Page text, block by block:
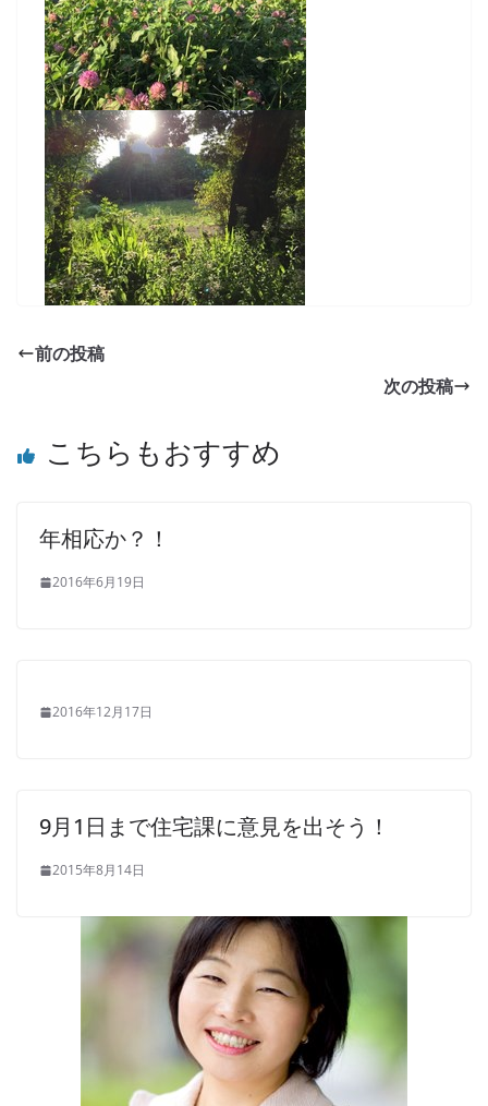
前の投稿
次の投稿
こちらもおすすめ
年相応か？！
2016年6月19日
2016年12月17日
9月1日まで住宅課に意見を出そう！
2015年8月14日